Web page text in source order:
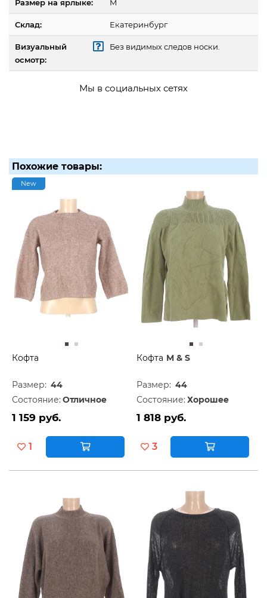
Размер на ярлыке: M
Склад: Екатеринбург
Визуальный
осмотр:
Без видимых следов носки.
Мы в социальных сетях
Похожие товары:
New
Кофта
Размер: 44
Состояние: Отличное
1 159 руб.
1
Кофта M & S
Размер: 44
Состояние: Хорошее
1 818 руб.
3